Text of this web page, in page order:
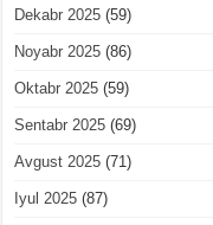
Dekabr 2025 (59)
Noyabr 2025 (86)
Oktabr 2025 (59)
Sentabr 2025 (69)
Avgust 2025 (71)
Iyul 2025 (87)